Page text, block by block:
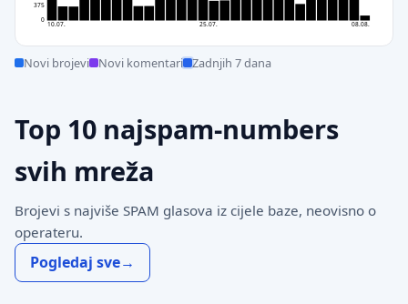
0
375
10.07. 25.07. 08.08.
Novi brojevi Novi komentari Zadnjih 7 dana
Top 10 najspam-numbers
svih mreža
Brojevi s najviše SPAM glasova iz cijele baze, neovisno o
operateru.
Pogledaj sve